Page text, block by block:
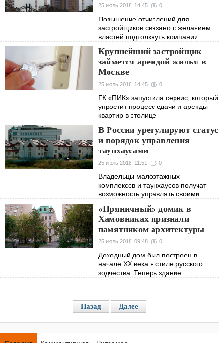
25 июль 2018, 14:45 0
Повышение отчислений для
застройщиков связано с желанием
властей подтолкнуть компании
считают участники рынка
Крупнейший застройщик
займется арендой жилья в
Москве
25 июль 2018, 14:45 0
ГК «ПИК» запустила сервис, который
упростит процесс сдачи и аренды
квартир в столице
В России урегулируют статус
и порядок управления
таунхаусами
25 июль 2018, 11:51 0
Владельцы малоэтажных
комплексов и таунхаусов получат
возможность управлять своими
владельцами квартир в
многоэтажных домах нормам
«Пряничный» домик в
Хамовниках признали
памятником архитектуры
25 июль 2018, 09:48 0
Доходный дом был построен в
начале XX века в стиле русского
зодчества. Теперь здание
Назад Далее